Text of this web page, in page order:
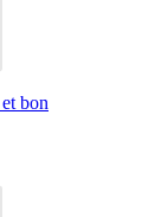
bon